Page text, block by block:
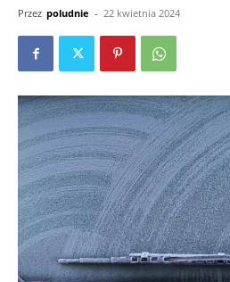
Przez poludnie - 22 kwietnia 2024